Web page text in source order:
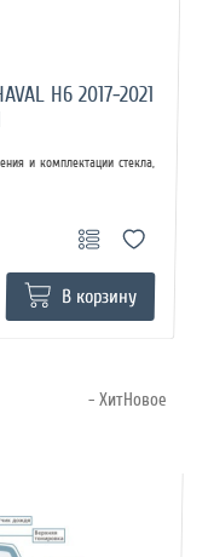
H6 2017-2021
и комплектации стекла,
В корзину
- ХитНовое